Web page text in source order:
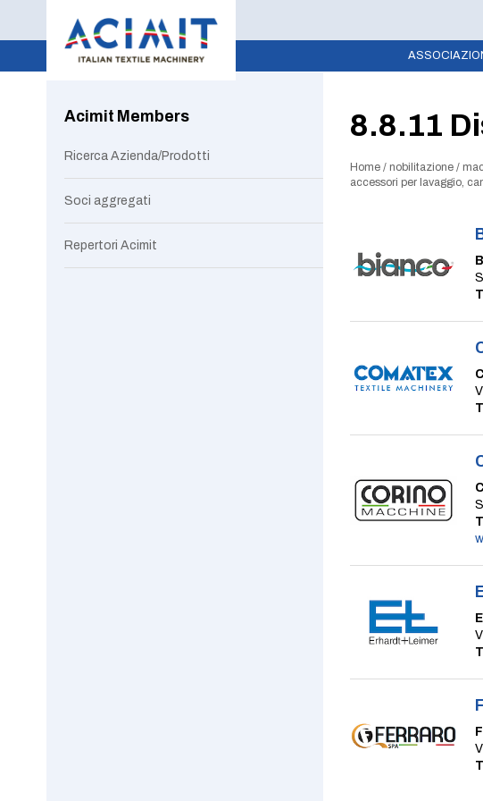
8.8.11
Home / nobilitazione /
accessori per lavaggio,
Acimit Members
Ricerca Azienda/Prodotti
Soci aggregati
Repertori Acimit